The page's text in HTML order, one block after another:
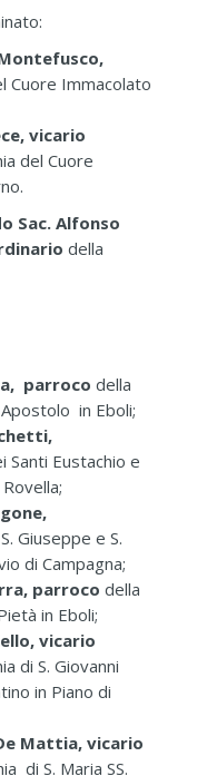
Cuore Immacolato
vicario
del Cuore
Sac. Alfonso
della
parroco della
in Eboli;
Santi Eustachio e
Giuseppe e S.
di Campagna;
parroco della
in Eboli;
vicario
di S. Giovanni
in Piano di
Mattia, vicario
di S. Maria SS.